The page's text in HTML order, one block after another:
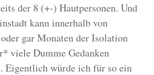
der 8 (+-) Hautpersonen. Und
kann innerhalb von
gar Monaten der Isolation
viele Dumme Gedanken
Eigentlich würde ich für so ein